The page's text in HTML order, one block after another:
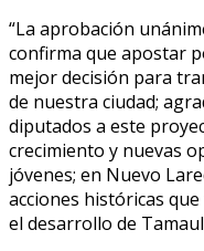
“La aprobación
confirma que apostar
mejor decisión para
de nuestra ciudad;
diputados a este
crecimiento y nuevas
jóvenes; en Nuevo
acciones históricas
el desarrollo de